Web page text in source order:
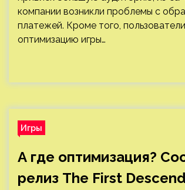
компании возникли проблемы с
платежей. Кроме того,
оптимизацию игры…
Игры
А где оптимизация?
релиз The First